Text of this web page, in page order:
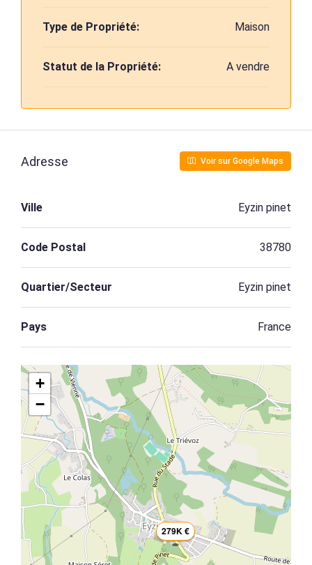
Type de Propriété: Maison
Statut de la Propriété: A vendre
Adresse Voir sur Google Maps
Ville Eyzin pinet
Code Postal 38780
Quartier/Secteur Eyzin pinet
Pays France
279K €
+
−